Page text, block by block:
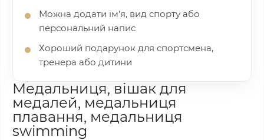
Можна додати ім’я, вид спорту або
персональний напис
Хороший подарунок для спортсмена,
тренера або дитини
Медальниця, вішак для
медалей, медальниця
плавання, медальниця
swimming